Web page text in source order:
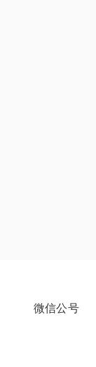
微信公号